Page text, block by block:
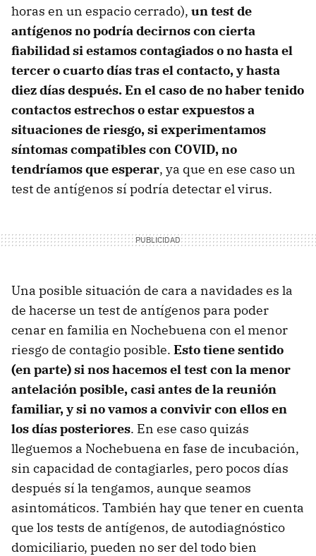
horas en un espacio cerrado), un test de
antígenos no podría decirnos con cierta
fiabilidad si estamos contagiados o no hasta el
tercer o cuarto días tras el contacto, y hasta
diez días después. En el caso de no haber tenido
contactos estrechos o estar expuestos a
situaciones de riesgo, si experimentamos
síntomas compatibles con COVID, no
tendríamos que esperar, ya que en ese caso un
test de antígenos sí podría detectar el virus.
Una posible situación de cara a navidades es la
de hacerse un test de antígenos para poder
cenar en familia en Nochebuena con el menor
riesgo de contagio posible. Esto tiene sentido
(en parte) si nos hacemos el test con la menor
antelación posible, casi antes de la reunión
familiar, y si no vamos a convivir con ellos en
los días posteriores. En ese caso quizás
lleguemos a Nochebuena en fase de incubación,
sin capacidad de contagiarles, pero pocos días
después sí la tengamos, aunque seamos
asintomáticos. También hay que tener en cuenta
que los tests de antígenos, de autodiagnóstico
domiciliario, pueden no ser del todo bien